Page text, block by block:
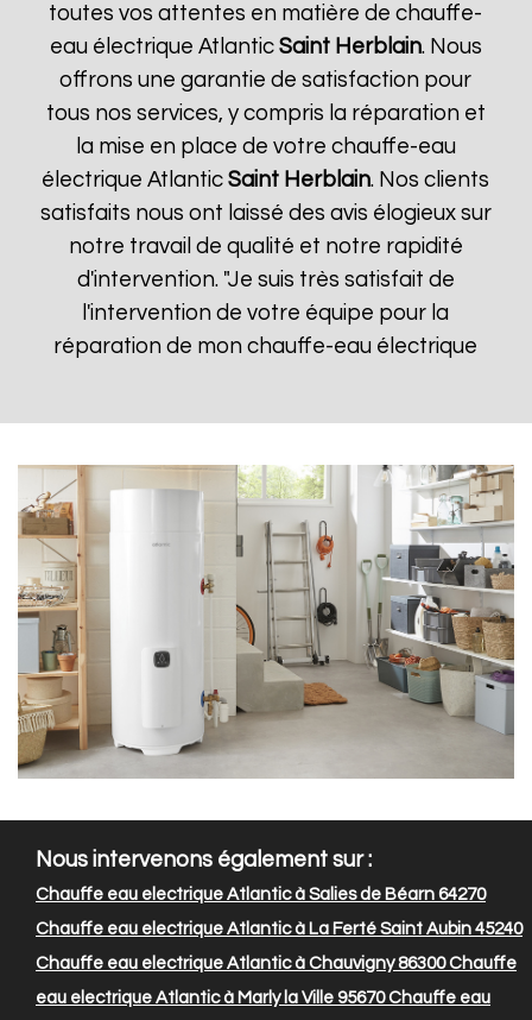
toutes vos attentes en matière de chauffe-
eau électrique Atlantic Saint Herblain. Nous
offrons une garantie de satisfaction pour
tous nos services, y compris la réparation et
la mise en place de votre chauffe-eau
électrique AtlanticSaint Herblain. Nos clients
satisfaits nous ont laissé des avis élogieux sur
notre travail de qualité et notre rapidité
d'intervention. "Je suis très satisfait de
l'intervention de votre équipe pour la
réparation de mon chauffe-eau électrique
Nous intervenons également sur :
Chauffe eau electrique Atlantic à Salies de Béarn 64270
Chauffe eau electrique Atlantic à La Ferté Saint Aubin 45240
Chauffe eau electrique Atlantic à Chauvigny 86300Chauffe
eau electrique Atlantic à Marly la Ville 95670Chauffe eau